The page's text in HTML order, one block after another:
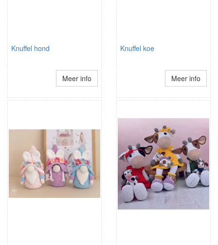
Knuffel hond
Meer info
Knuffel koe
Meer info